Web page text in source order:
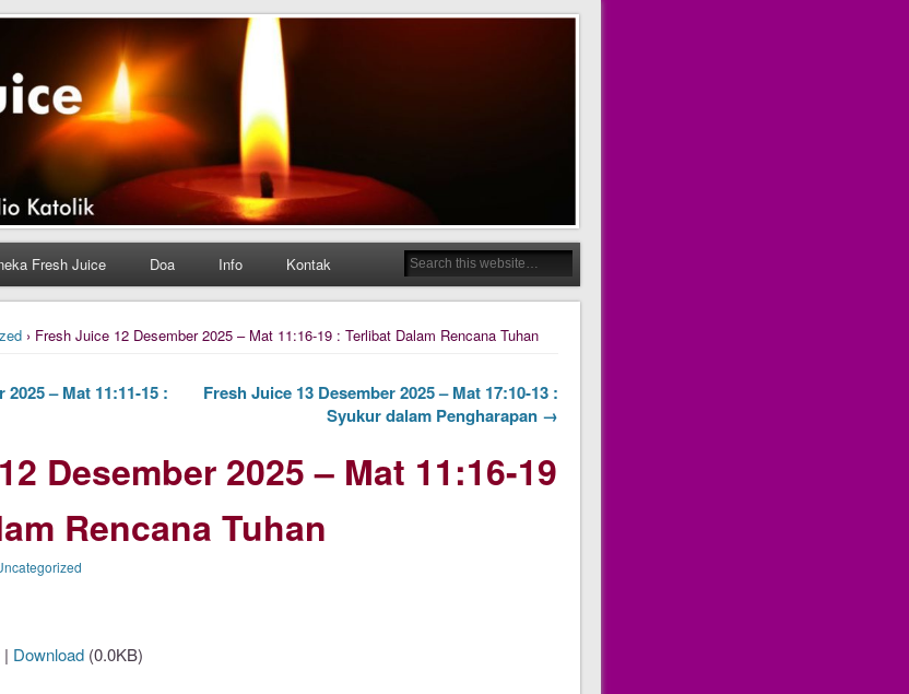
Katolik Menyejukkan dan Menyegarkan
Fresh Juice Doa Info Kontak
› Fresh Juice 12 Desember 2025 – Mat 11:16-19 : Terlibat Dalam Rencana Tuhan
– Mat 11:11-15 :
Fresh Juice 13 Desember 2025 – Mat 17:10-13 :
Syukur dalam Pengharapan →
Desember 2025 – Mat 11:16-19
Rencana Tuhan
| Download(0.0KB)